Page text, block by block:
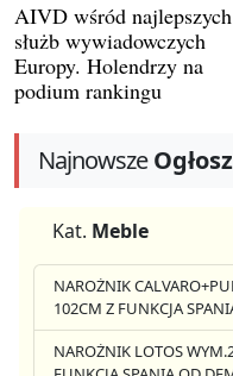
AIVD wśród najlepszych
służb wywiadowczych
Europy. Holendrzy na
podium rankingu
Najnowsze
Kat. Meble
NAROŻNIK
102CM Z FUNKCJA
NAROŻNIK LOTOS